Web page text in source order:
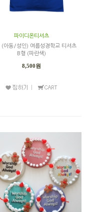
파이디온티셔츠
아동/성인) 여름성경학교 티셔츠
B형 (파란색)
8,500원